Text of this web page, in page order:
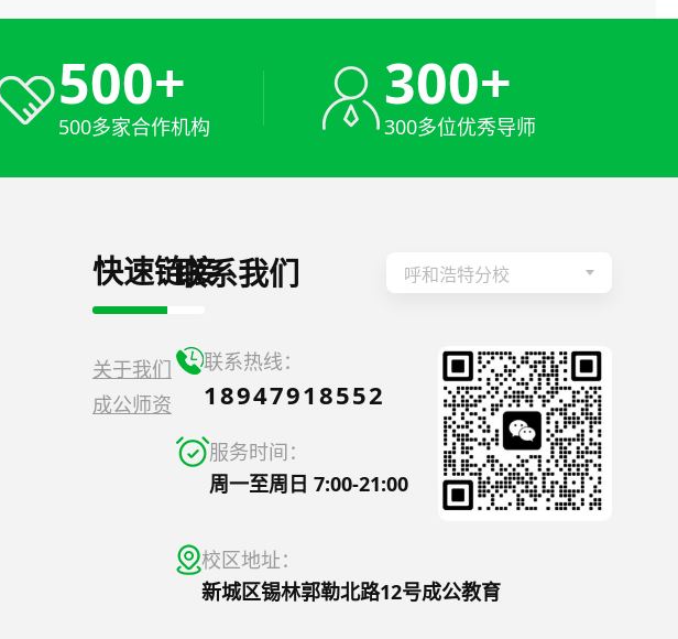
500+
500多家合作机构
300+
300多位优秀导师
快速链接
关于我们
成公师资
联系我们 呼和浩特分校
联系热线：
18947918552
服务时间：
周一至周日 7:00-21:00
校区地址：
新城区锡林郭勒北路12号成公教育